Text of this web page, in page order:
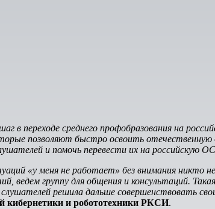
переходе среднего профобразования на
позволяют быстро освоить
и помочь перевести их на российскую
«у меня не работает» без внимания никто
ведем группу для общения и консультаций.
решила дальше совершенствовать
кибернетики и робототехники РКСИ.